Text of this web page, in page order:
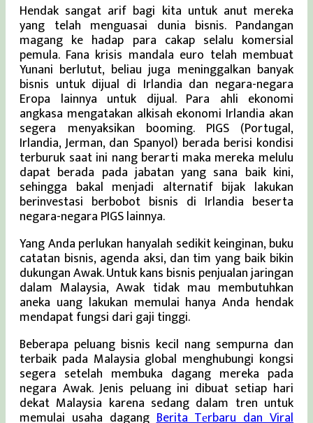
Hendak sangat arif bagi kita untuk anut mereka
yang telah menguasai dunia bisnis. Pandangan
magang ke hadap para cakap selalu komersial
pemula. Fana krisis mandala euro telah membuat
Yunani berlutut, beliau juga meninggalkan banyak
bisnis untuk dijual di Irlandia dan negara-negara
Eropa lainnya untuk dijual. Para ahli ekonomi
angkasa mengatakan alkisah ekonomi Irlandia akan
segera menyaksikan booming. PIGS (Portugal,
Irlandia, Jerman, dan Spanyol) berada berisi kondisi
terburuk saat ini nang berarti maka mereka melulu
dapat berada pada jabatan yang sana baik kini,
sehingga bakal menjadi alternatif bijak lakukan
berinvestasi berbobot bisnis di Irlandia beserta
negara-negara PIGS lainnya.
Yang Anda perlukan hanyalah sedikit keinginan, buku
catatan bisnis, agenda aksi, dan tim yang baik bikin
dukungan Awak. Untuk kans bisnis penjualan jaringan
dalam Malaysia, Awak tidak mau membutuhkan
aneka uang lakukan memulai hanya Anda hendak
mendapat fungsi dari gaji tinggi.
Beberapa peluang bisnis kecil nang sempurna dan
terbaik pada Malaysia global menghubungi kongsi
segera setelah membuka dagang mereka pada
negara Awak. Jenis peluang ini dibuat setiap hari
dekat Malaysia karena sedang dalam tren untuk
memulai usaha dagangBerita Tеrbaru dan Viral